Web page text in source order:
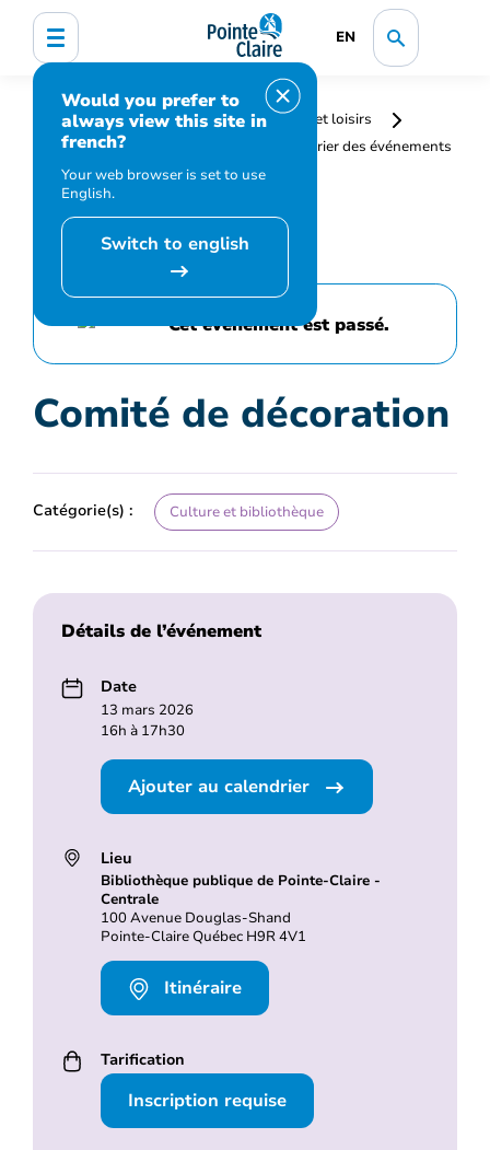
EN
Would you prefer to
always view this site in
french?
Your web browser is set to use
English.
Switch to english
Accueil
Bibliothèque, culture, sports et loisirs
Programmation et inscription
Calendrier des événements
et activités
Comité de décoration
Cet événement est passé.
Comité de décoration
Catégorie(s) : Culture et bibliothèque
Détails de l’événement
Date
13 mars 2026
16h à 17h30
Ajouter au calendrier
Lieu
Bibliothèque publique de Pointe-Claire -
Centrale
100 Avenue Douglas-Shand
Pointe-Claire Québec H9R 4V1
Itinéraire
Tarification
Inscription requise